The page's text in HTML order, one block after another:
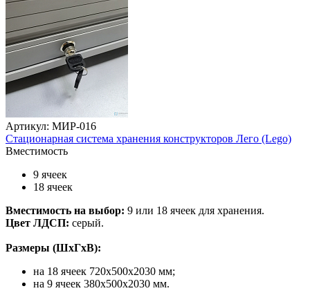
Артикул: МИР-016
Стационарная система хранения конструкторов Лего (Lego)
Вместимость
9 ячеек
18 ячеек
Вместимость на выбор: 9 или 18 ячеек для хранения.
Цвет ЛДСП: серый.
Размеры (ШхГхВ):
на 18 ячеек 720х500х2030 мм;
на 9 ячеек 380х500х2030 мм.